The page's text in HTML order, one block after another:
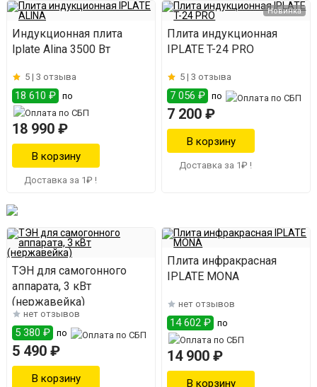
Индукционная плита
Iplate Alina 3500 Вт
5 | 3 отзыва
18 610 ₽ по
18 990 ₽
Доставка за 1₽ !
Новинка
Плита индукционная
IPLATE T-24 PRO
5 |3 отзыва
7 056 ₽ по
7 200 ₽
Доставка за 1₽ !
ТЭН для самогонного
аппарата, 3 кВт
(нержавейка)
нет отзывов
5 380 ₽ по
5 490 ₽
Плита инфракрасная
IPLATE MONA
нет отзывов
14 602 ₽ по
14 900 ₽